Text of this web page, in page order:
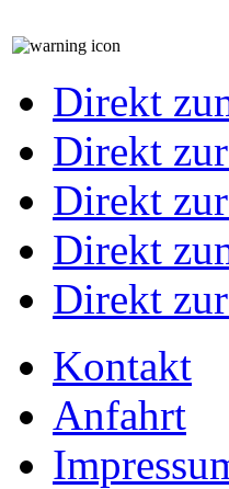
Direkt
Direkt
Direkt
Direkt
Direkt
Kontakt
Anfahrt